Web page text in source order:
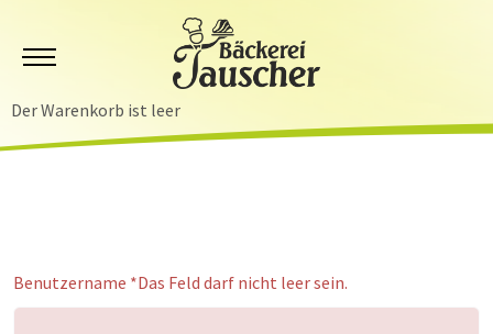
Mobile Menu Toggle
Der Warenkorb ist leer
Benutzername *Das Feld darf nicht leer sein.